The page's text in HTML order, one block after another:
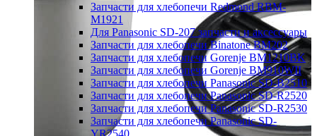
Запчасти для хлебопечи Redmond RBM-
M1921
Для Panasonic SD-207 запчасти и аксессуары
Запчасти для хлебопечи Binatone BM202
Запчасти для хлебопечи Gorenje BM1210BK
Запчасти для хлебопечи Gorenje BM910WII
Запчасти для хлебопечи Panasonic SD-B2510
Запчасти для хлебопечи Panasonic SD-R2520
Запчасти для хлебопечи Panasonic SD-R2530
Запчасти для хлебопечи Panasonic SD-
YR2540